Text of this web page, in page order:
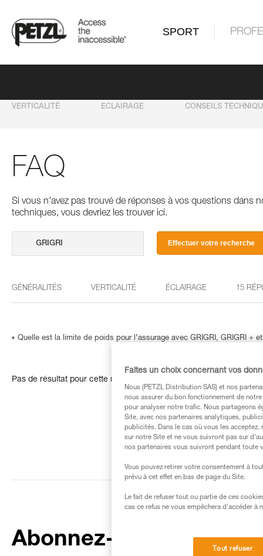
SPORT
VERTICALITÉ ECLAIRAGE CONSEILS
FAQ
Si vous n'avez pas trouvé de réponses à vos questions dans
techniques, vous devriez les trouver ici.
Effectuer votre recherche
GÉNÉRALITÉS VERTICALITÉ ÉCLAIRAGE 15
Quelle est la limite de poids pour l’assurage avec GRIGRI, GRIGRI +
Pas de résultat pour cette recherche
Abonnez-vous à la
Faites un choix concernant vos
Nous (PETZL Distribution SAS) et nos
nous assurer du bon fonctionnement de
pour analyser notre trafic. Nous partageons
Site, avec nos partenaires analytiques,
publicités. Dans le cas où vous les
sur notre Site et ne vous suivront pas sur
nos partenaires vous suivront pendant toute
Vous pouvez retirer votre consentement à
prévu à cet effet en bas de page du Site.
Le fait de refuser tout ou partie de ces
cas ce refus ne vous empêchera d’accéder à
Tout refuser